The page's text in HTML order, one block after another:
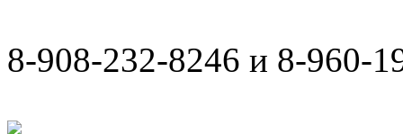
8-908-232-8246 и 8-960-